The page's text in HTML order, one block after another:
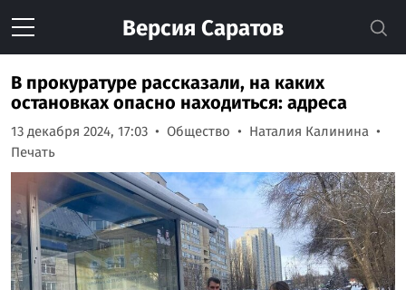
Версия Саратов
В прокуратуре рассказали, на каких
остановках опасно находиться: адреса
13 декабря 2024, 17:03 Общество
Наталия Калинина
Печать